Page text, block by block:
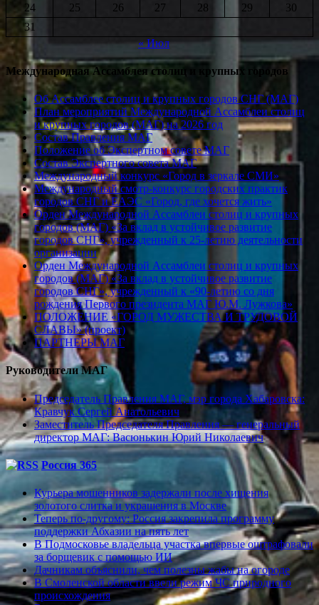
24
25 26 27 28 29
30
31
« Июл
Международная Ассамблея столиц и крупных городов
Об Ассамблее столиц и крупных городов СНГ (МАГ)
План мероприятий Международной Ассамблеи столиц
и крупных городов (МАГ) на 2026 год
Состав Правления МАГ
Положение об Экспертном совете МАГ
Состав Экспертного совета МАГ
Международный конкурс «Город в зеркале СМИ»
Международный смотр-конкурс городских практик
городов СНГ и ЕАЭС «Город, где хочется жить»
Орден Международной Ассамблеи столиц и крупных
городов (МАГ) «За вклад в устойчивое развитие
городов СНГ», учрежденный к 25-летию деятельности
организации
Орден Международной Ассамблеи столиц и крупных
городов (МАГ) «За вклад в устойчивое развитие
городов СНГ», учрежденный к «90-летию со дня
рождения Первого президента МАГ Ю.М. Лужкова»
ПОЛОЖЕНИЕ «ГОРОД МУЖЕСТВА И ТРУДОВОЙ
СЛАВЫ» (проект)
ПАРТНЕРЫ МАГ
Руководители МАГ
Председатель Правления МАГ, мэр города Хабаровска:
Кравчук Сергей Анатольевич
Заместитель Председателя Правления — генеральный
директор МАГ: Васюнькин Юрий Николаевич
Россия 365
Курьера мошенников задержали после хищения
золотого слитка и украшения в Москве
Теперь по-другому: Россия закрепила программу
поддержки Абхазии на пять лет
В Подмосковье владельца участка впервые оштрафовали
за борщевик с помощью ИИ
Дачникам объяснили, чем полезны жабы на огороде
В Смоленской области ввели режим ЧС природного
происхождения